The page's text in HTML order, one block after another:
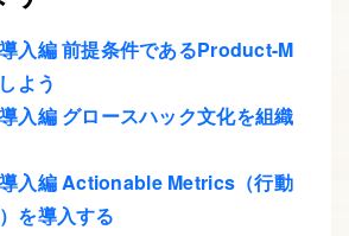
入編 前提条件であるProduct-M
よう
入編 グロースハック文化を組織
入編 Actionable Metrics（行動
を導入する